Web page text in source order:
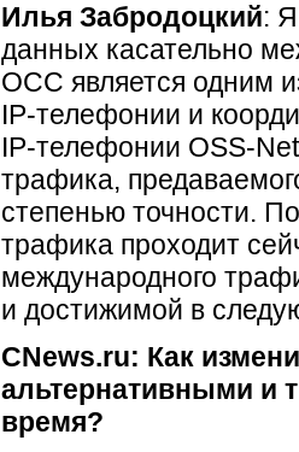
Илья Забродоцкий:
данных касательно
ОСС является одним
IP-телефонии и
IP-телефонии OSS-Net
трафика,
степенью точности.
трафика проходит
международного
и достижимой в
CNews.ru: Как
альтернативными и
время?